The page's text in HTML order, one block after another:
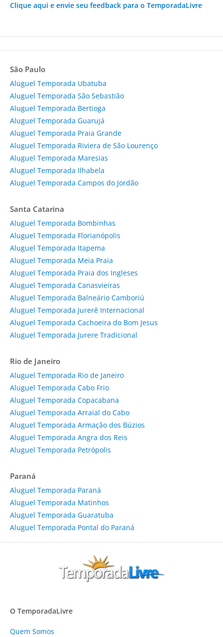
Clique aqui e envie seu feedback para o TemporadaLivre
São Paulo
Aluguel Temporada Ubatuba
Aluguel Temporada São Sebastião
Aluguel Temporada Bertioga
Aluguel Temporada Guarujá
Aluguel Temporada Praia Grande
Aluguel Temporada Riviera de São Lourenço
Aluguel Temporada Maresias
Aluguel Temporada Ilhabela
Aluguel Temporada Campos do Jordão
Santa Catarina
Aluguel Temporada Bombinhas
Aluguel Temporada Florianópolis
Aluguel Temporada Itapema
Aluguel Temporada Meia Praia
Aluguel Temporada Praia dos Ingleses
Aluguel Temporada Canasvieiras
Aluguel Temporada Balneário Camboriú
Aluguel Temporada Jurerê Internacional
Aluguel Temporada Cachoeira do Bom Jesus
Aluguel Temporada Jurere Tradicional
Rio de Janeiro
Aluguel Temporada Rio de Janeiro
Aluguel Temporada Cabo Frio
Aluguel Temporada Copacabana
Aluguel Temporada Arraial do Cabo
Aluguel Temporada Armação dos Búzios
Aluguel Temporada Angra dos Reis
Aluguel Temporada Petrópolis
Paraná
Aluguel Temporada Paraná
Aluguel Temporada Matinhos
Aluguel Temporada Guaratuba
Aluguel Temporada Pontal do Paraná
O TemporadaLivre
Quem Somos